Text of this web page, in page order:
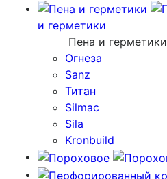
и герметики
Пена и герметики
Огнеза
Sanz
Титан
Silmac
Sila
Kronbuild